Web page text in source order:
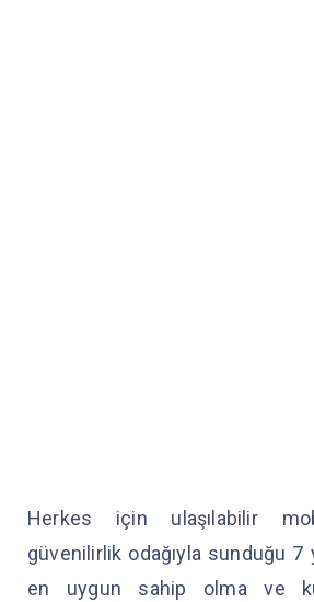
Herkes için ulaşılabilir
güvenilirlik odağıyla sunduğu 7
en uygun sahip olma ve